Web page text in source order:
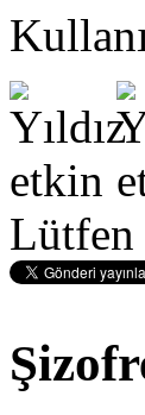
Lütfen